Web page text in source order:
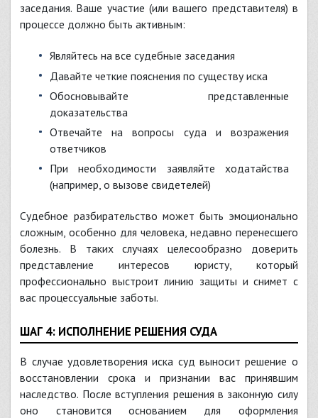
заседания. Ваше участие (или вашего представителя) в
процессе должно быть активным:
Являйтесь на все судебные заседания
Давайте четкие пояснения по существу иска
Обосновывайте представленные
доказательства
Отвечайте на вопросы суда и возражения
ответчиков
При необходимости заявляйте ходатайства
(например, о вызове свидетелей)
Судебное разбирательство может быть эмоционально
сложным, особенно для человека, недавно перенесшего
болезнь. В таких случаях целесообразно доверить
представление интересов юристу, который
профессионально выстроит линию защиты и снимет с
вас процессуальные заботы.
ШАГ 4: ИСПОЛНЕНИЕ РЕШЕНИЯ СУДА
В случае удовлетворения иска суд выносит решение о
восстановлении срока и признании вас принявшим
наследство. После вступления решения в законную силу
оно становится основанием для оформления